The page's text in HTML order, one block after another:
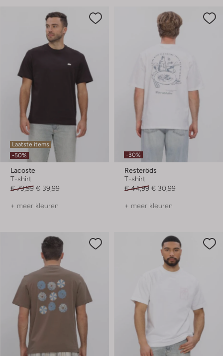
Laatste items
-50%
Lacoste
T-shirt
€ 79,99 € 39,99
+ meer kleuren
-30%
Resteröds
T-shirt
€ 44,99 € 30,99
+ meer kleuren